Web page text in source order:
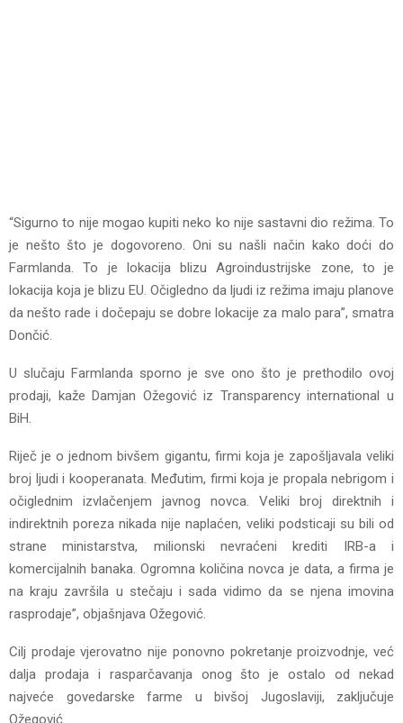
“Sigurno to nije mogao kupiti neko ko nije sastavni dio režima. To
je nešto što je dogovoreno. Oni su našli način kako doći do
Farmlanda. To je lokacija blizu Agroindustrijske zone, to je
lokacija koja je blizu EU. Očigledno da ljudi iz režima imaju planove
da nešto rade i dočepaju se dobre lokacije za malo para”, smatra
Dončić.
U slučaju Farmlanda sporno je sve ono što je prethodilo ovoj
prodaji, kaže Damjan Ožegović iz Transparency international u
BiH.
Riječ je o jednom bivšem gigantu, firmi koja je zapošljavala veliki
broj ljudi i kooperanata. Međutim, firmi koja je propala nebrigom i
očiglednim izvlačenjem javnog novca. Veliki broj direktnih i
indirektnih poreza nikada nije naplaćen, veliki podsticaji su bili od
strane ministarstva, milionski nevraćeni krediti IRB-a i
komercijalnih banaka. Ogromna količina novca je data, a firma je
na kraju završila u stečaju i sada vidimo da se njena imovina
rasprodaje”, objašnjava Ožegović.
Cilj prodaje vjerovatno nije ponovno pokretanje proizvodnje, već
dalja prodaja i rasparčavanja onog što je ostalo od nekad
najveće govedarske farme u bivšoj Jugoslaviji, zaključuje
Ožegović.